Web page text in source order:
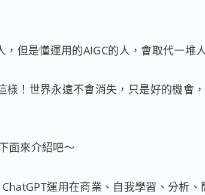
但是懂運用的AIGC的人，會取代一堆
樣！世界永遠不會消失，只是好的機會
面來介紹吧～
運用在商業、自我學習、分析